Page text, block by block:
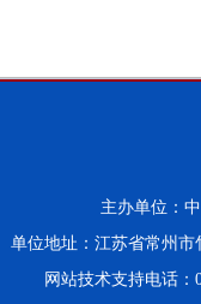
主办单位：
单位地址：江苏省常州
网站技术支持电话：